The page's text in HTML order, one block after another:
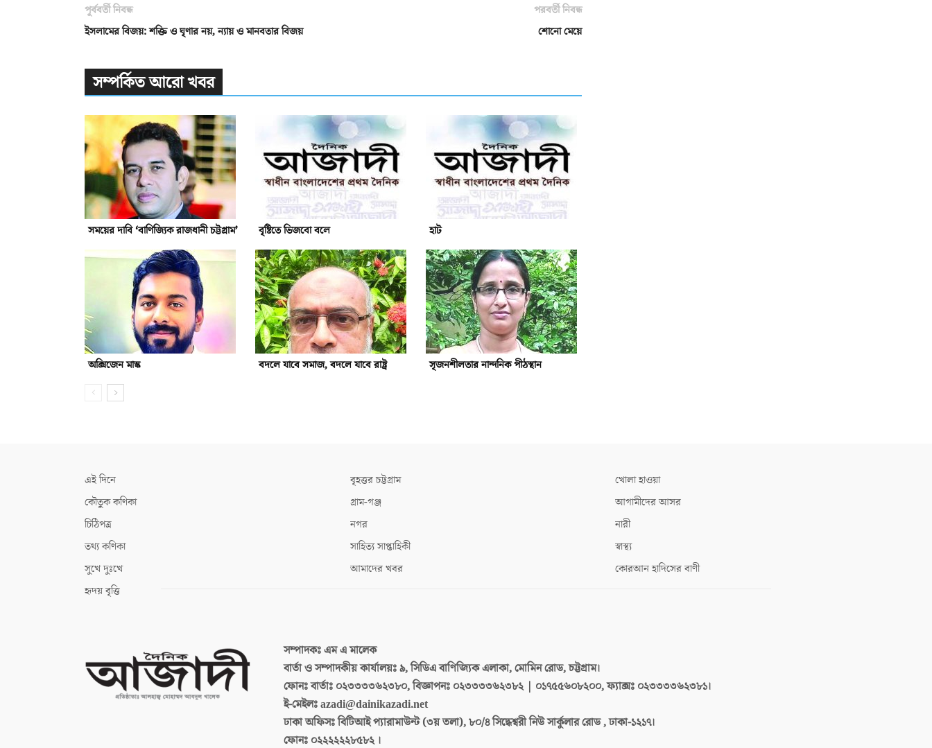
পূর্ববর্তী নিবন্ধ
ইসলামের বিজয়: শক্তি ও ঘৃণার নয়, ন্যায় ও মানবতার বিজয়
পরবর্তী নিবন্ধ
শোনো মেয়ে
সম্পর্কিত আরো খবর
সময়ের দাবি ‘বাণিজ্যিক রাজধানী চট্টগ্রাম’ বৃষ্টিতে ভিজবো বলে হাট
অক্সিজেন মাস্ক বদলে যাবে সমাজ, বদলে যাবে রাষ্ট্র সৃজনশীলতার নান্দনিক পীঠস্থান
এই দিনে
কৌতুক কণিকা
চিঠিপত্র
তথ্য কণিকা
সুখে দুঃখে
হৃদয় বৃত্তি
বৃহত্তর চট্টগ্রাম
গ্রাম-গঞ্জ
নগর
সাহিত্য সাপ্তাহিকী
আমাদের খবর
খোলা হাওয়া
আগামীদের আসর
নারী
স্বাস্থ্য
কোরআন হাদিসের বাণী
সম্পাদকঃএম এ মালেক
বার্তা ও সম্পাদকীয় কার্যালয়ঃ৯, সিডিএ বাণিজ্যিক এলাকা, মোমিন রোড, চট্টগ্রাম।
ফোনঃ বার্তাঃ ০২৩৩৩৩৬২৩৮০, বিজ্ঞাপনঃ ০২৩৩৩৩৬২৩৮২ | ০১৭৫৫৬০৮২০০, ফ্যাক্সঃ ০২৩৩৩৩৬২৩৮১।
ই-মেইলঃazadi@dainikazadi.net
ঢাকা অফিসঃবিটিআই প্যারামাউন্ট (৩য় তলা), ৮০/৪ সিদ্ধেশ্বরী নিউ সার্কুলার রোড , ঢাকা-১২১৭।
ফোনঃ ০২২২২২২৮৫৮২ ।